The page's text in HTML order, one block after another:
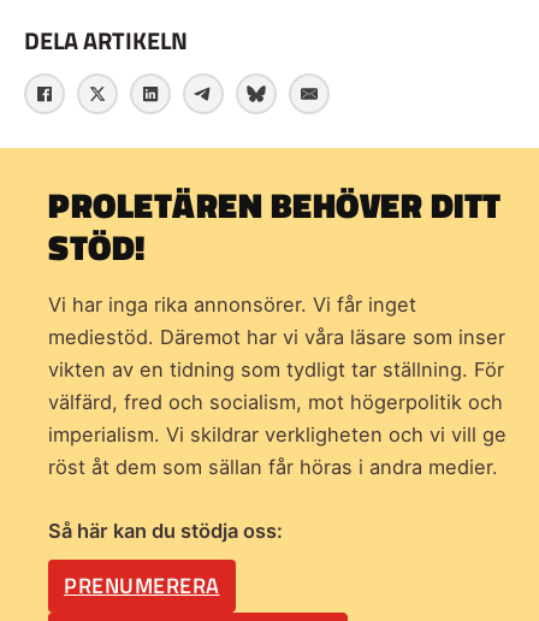
DELA ARTIKELN
PROLETÄREN BEHÖVER DITT
STÖD!
Vi har inga rika annonsörer. Vi får inget
mediestöd. Däremot har vi våra läsare som inser
vikten av en tidning som tydligt tar ställning. För
välfärd, fred och socialism, mot högerpolitik och
imperialism. Vi skildrar verkligheten och vi vill ge
röst åt dem som sällan får höras i andra medier.
Så här kan du stödja oss:
PRENUMERERA